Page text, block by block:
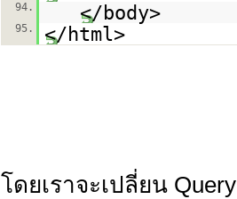
94.
</body>
95. </html>
โดยเราจะเปลี่ยน